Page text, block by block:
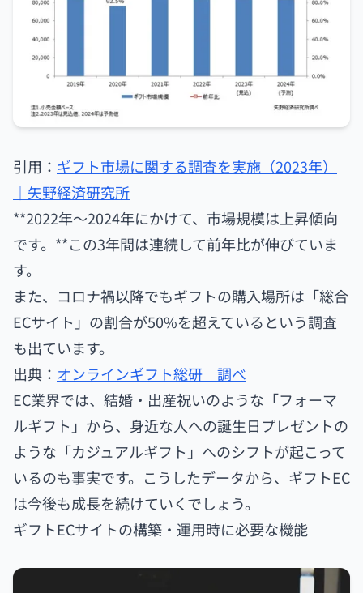
引用： ギフト市場に関する調査を実施（2023年）
｜矢野経済研究所
**2022年〜2024年にかけて、市場規模は上昇傾向
です。**この3年間は連続して前年比が伸びていま
す。
また、コロナ禍以降でもギフトの購入場所は「総合
ECサイト」の割合が50%を超えているという調査
も出ています。
出典： オンラインギフト総研 調べ
EC業界では、結婚・出産祝いのような「フォーマ
ルギフト」から、身近な人への誕生日プレゼントの
ような「カジュアルギフト」へのシフトが起こって
いるのも事実です。こうしたデータから、ギフトEC
は今後も成長を続けていくでしょう。
ギフトECサイトの構築・運用時に必要な機能